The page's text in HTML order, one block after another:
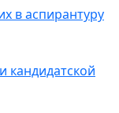
в аспирантуру
кандидатской